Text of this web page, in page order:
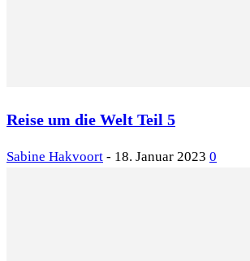
Reise um die Welt Teil 5
Sabine Hakvoort - 18. Januar 2023 0